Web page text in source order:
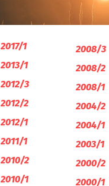
2017/1
2013/1
2012/3
2012/2
2012/1
2011/1
2010/2
2010/1
2008/3
2008/2
2008/1
2004/2
2004/1
2003/1
2000/2
2000/1